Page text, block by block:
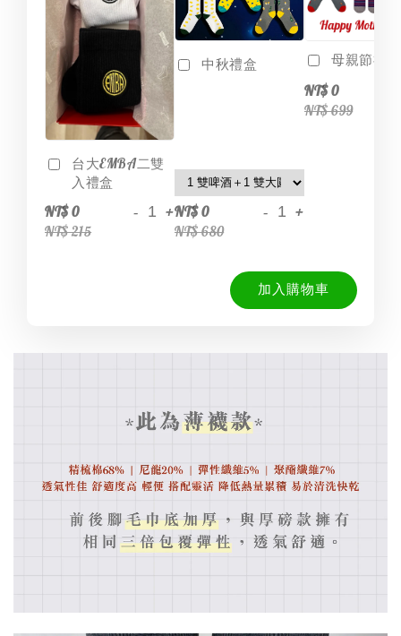
台大EMBA二雙
入禮盒
NT$ 0
NT$ 215
- +
中秋禮盒
NT$ 0
NT$ 680
- +
母親節禮
NT$ 0
NT$ 699
加入購物車